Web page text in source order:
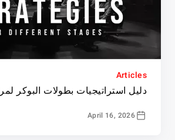
Articles
دليل استراتيجيات بطولات البوكر
April 16, 2026